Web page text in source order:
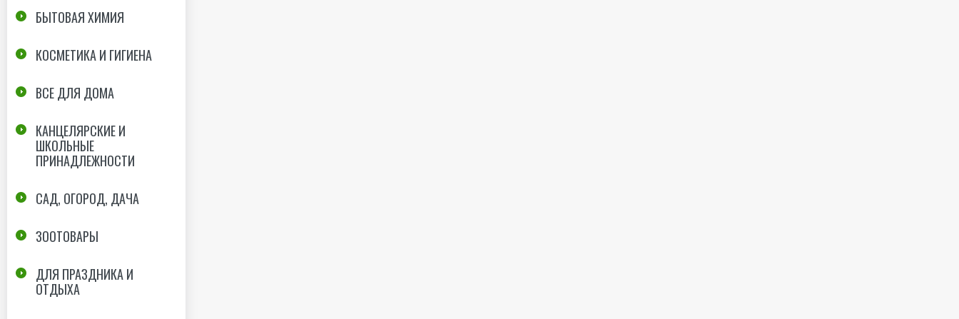
БЫТОВАЯ ХИМИЯ
КОСМЕТИКА И ГИГИЕНА
ВСЕ ДЛЯ ДОМА
КАНЦЕЛЯРСКИЕ И
ШКОЛЬНЫЕ
ПРИНАДЛЕЖНОСТИ
САД, ОГОРОД, ДАЧА
ЗООТОВАРЫ
ДЛЯ ПРАЗДНИКА И
ОТДЫХА